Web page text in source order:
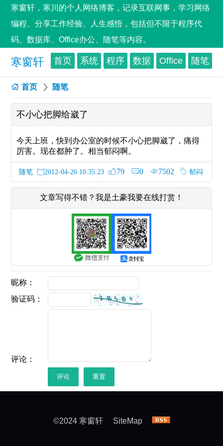
寒窗轩，寒川的个人网络博客，记录互联网事，学习网络
编程、分享工作经验、人生感悟，包括但不限于程序代
码、数据库、Office办公、随笔等内容。
寒窗轩 首页 系统 程序 数据 Office 随笔
首页 随笔
不小心把脚给崴了
今天上班，快到办公室的时候不小心把脚崴了，痛得
厉害。现在都肿了。相当郁闷啊。
随笔 2012-04-26 10:35:23 79 0 7502 郁闷
文章写得不错？我是土豪我要在线打赏！
昵称：
验证码：
评论：
评论 重置
©2024 寒窗轩 SiteMap